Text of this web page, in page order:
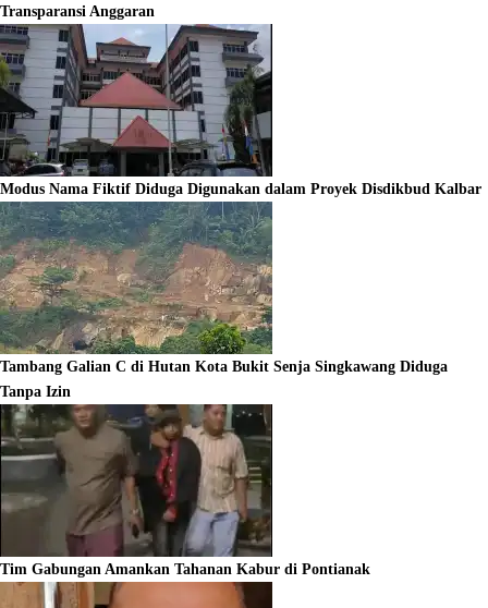
Transparansi Anggaran
Modus Nama Fiktif Diduga Digunakan dalam Proyek Disdikbud Kalbar
Tambang Galian C di Hutan Kota Bukit Senja Singkawang Diduga
Tanpa Izin
Tim Gabungan Amankan Tahanan Kabur di Pontianak